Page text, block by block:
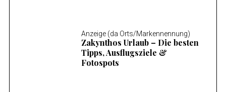
Anzeige (da Orts/Markennennung)
Zakynthos Urlaub – Die besten
Tipps, Ausflugsziele &
Fotospots